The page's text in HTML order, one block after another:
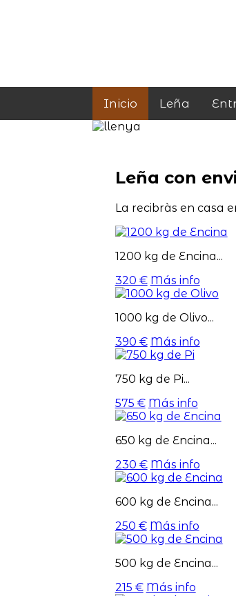
Inicio Leña
Leña con
La recibràs en casa
1200 kg de Encina...
320 € Más info
1000 kg de Olivo...
390 € Más info
750 kg de Pi...
575 € Más info
650 kg de Encina...
230 € Más info
600 kg de Encina...
250 € Más info
500 kg de Encina...
215 € Más info